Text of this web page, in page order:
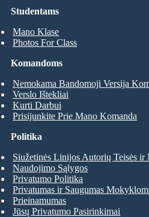
Studentams
Mano Klase
Photos For Class
Komandoms
Nemokama Bandomoji Versija
Verslo Ištekliai
Kurti Darbui
Prisijunkite Prie Mano Komanda
Politika
Siužetinės Linijos Autorių Teisės ir
Naudojimo Sąlygos
Privatumo Politika
Privatumas ir Saugumas
Prieinamumas
Jūsų Privatumo Pasirinkimai